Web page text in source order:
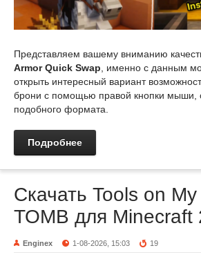
Представляем вашему вниманию
Armor Quick Swap , именно с данным
открыть интересный вариант
брони с помощью правой кнопки мыши,
подобного формата.
Подробнее
Скачать Tools on
TOMB для Minecraft
Enginex 1-08-2026, 15:03 19